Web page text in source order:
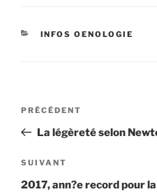
CATÉGORIES
INFOS OENOLOGIE
Navigation
l’article
Article
précédent
PRÉCÉDENT
La légèreté selon
Article
suivant
SUIVANT
2017, ann?e record pour